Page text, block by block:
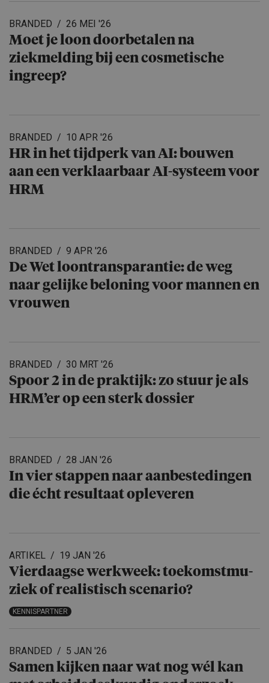
BRANDED 26 MEI '26
Moet je loon doorbetalen na
ziekmelding bij een cosmetische
ingreep?
BRANDED 10 APR '26
HR in het tijdperk van AI: bouwen
aan een verklaar­baar AI-systeem voor
HRM
BRANDED 9 APR '26
De Wet loontrans­pa­rantie: de weg
naar gelijke beloning voor mannen en
vrouwen
BRANDED 30 MRT '26
Spoor 2 in de praktijk: zo stuur je als
HRM’er op een sterk dossier
BRANDED 28 JAN '26
In vier stappen naar aanbeste­dingen
die écht resultaat opleveren
ARTIKEL 19 JAN '26
Vierdaagse werkweek: toekomst­mu­
ziek of realistisch scenario?
KENNISPARTNER
BRANDED 5 JAN '26
Samen kijken naar wat nog wél kan